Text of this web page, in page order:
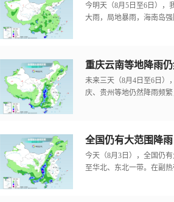
今明天（8月5日至6日），
大雨，局地暴雨，海南岛
重庆云南等地降雨
未来三天（8月4日至6日）
庆、贵州等地仍然降雨频
全国仍有大范围降
今天（8月3日），全国仍
至华北、东北一带。在副